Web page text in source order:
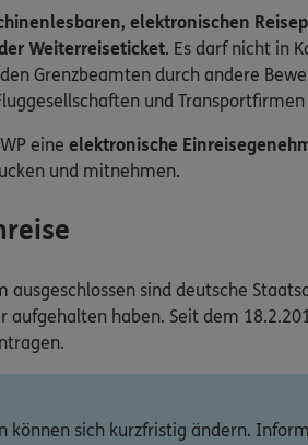
elektronischen
Weiterreiseticket. Es darf nicht in
Grenzbeamten durch andere
und Transportfirmen
eine elektronische
und mitnehmen.
ausgeschlossen sind deutsche
aufgehalten haben. Seit dem
können sich kurzfristig ändern.